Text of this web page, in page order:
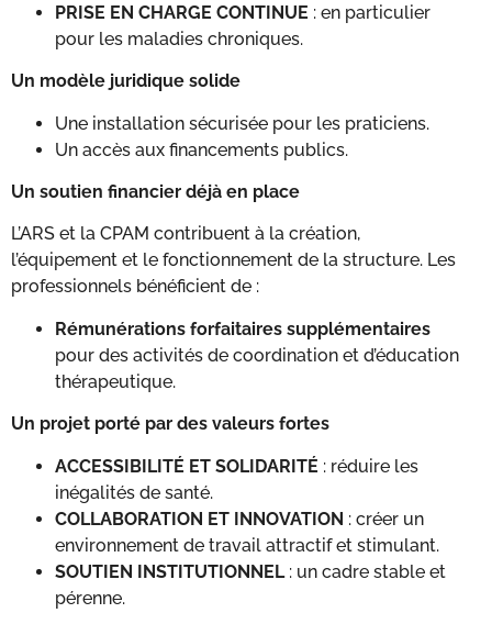
PRISE EN CHARGE CONTINUE : en particulier
pour les maladies chroniques.
Un modèle juridique solide
Une installation sécurisée pour les praticiens.
Un accès aux financements publics.
Un soutien financier déjà en place
L’ARS et la CPAM contribuent à la création,
l’équipement et le fonctionnement de la structure. Les
professionnels bénéficient de :
Rémunérations forfaitaires supplémentaires
pour des activités de coordination et d’éducation
thérapeutique.
Un projet porté par des valeurs fortes
ACCESSIBILITÉ ET SOLIDARITÉ : réduire les
inégalités de santé.
COLLABORATION ET INNOVATION : créer un
environnement de travail attractif et stimulant.
SOUTIEN INSTITUTIONNEL : un cadre stable et
pérenne.